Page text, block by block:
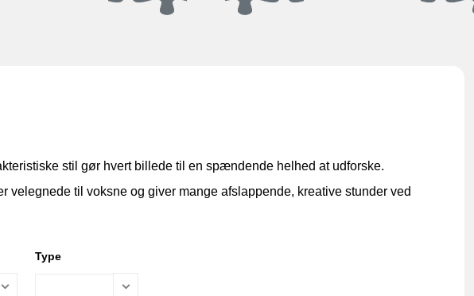
stil gør hvert billede til en spændende helhed at udforske.
til voksne og giver mange afslappende, kreative stunder ved
Type